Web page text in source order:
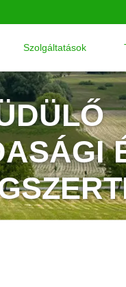
Szolgáltatások